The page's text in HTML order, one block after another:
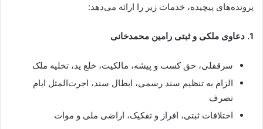
پرونده‌های پیچیده، خدمات زیر را ارائه می‌دهد:
1. دعاوی ملکی و ثبتی رامین محمدخانی
سرقفلی، حق کسب و پیشه، مالکیت، خلع ید، تخلیه ملک
الزام به تنظیم سند رسمی، ابطال سند، اجرت‌المثل ایام
تصرف
اختلافات ثبتی، افراز و تفکیک، اراضی ملی و موات